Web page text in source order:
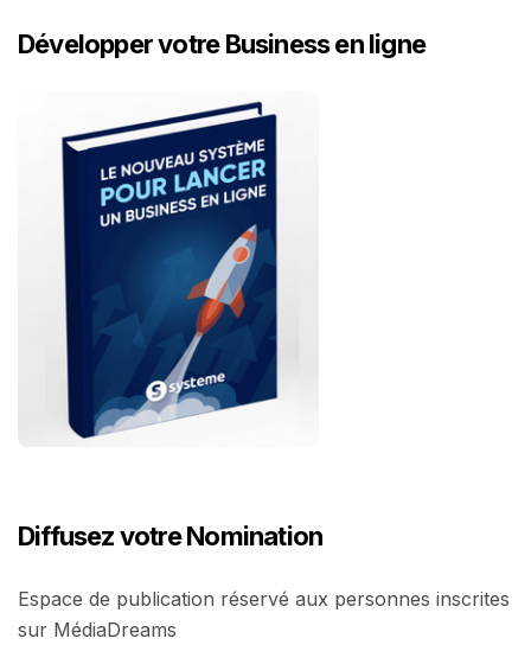
Développer votre Business en ligne
Diffusez votre Nomination
Espace de publication réservé aux personnes inscrites
sur MédiaDreams